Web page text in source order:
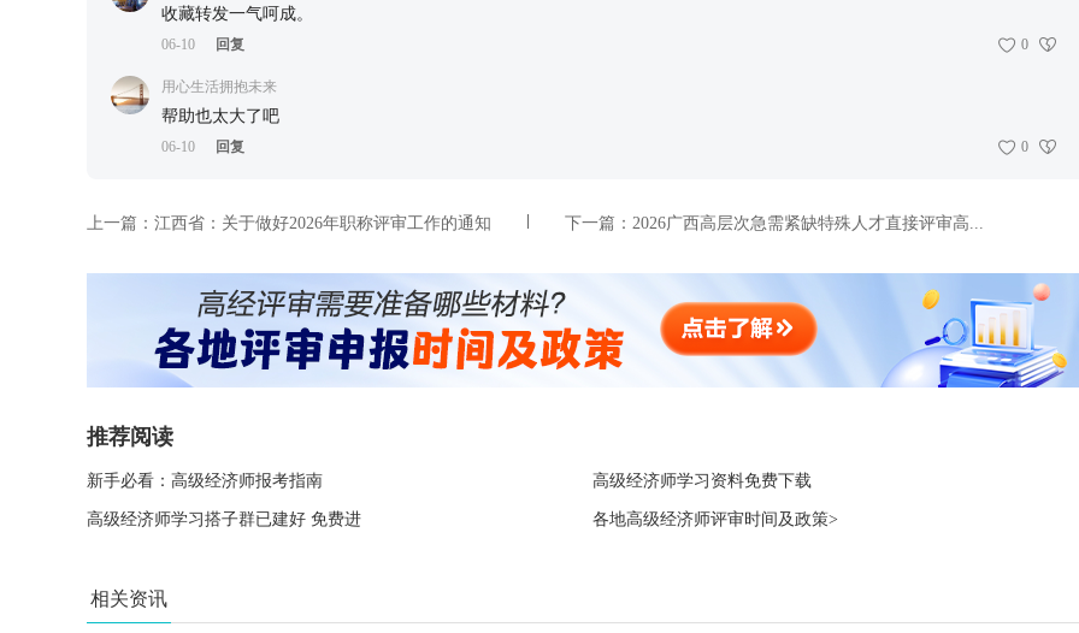
收藏转发一气呵成。
06-10 回复 0
用心生活拥抱未来
帮助也太大了吧
06-10 回复 0
上一篇： 江西省：关于做好2026年职称评审工作的通知 下一篇： 2026广西高层次急需紧缺特殊人才直接评审高...
推荐阅读
新手必看：高级经济师报考指南 高级经济师学习资料免费下载
高级经济师学习搭子群已建好 免费进 各地高级经济师评审时间及政策>
相关资讯